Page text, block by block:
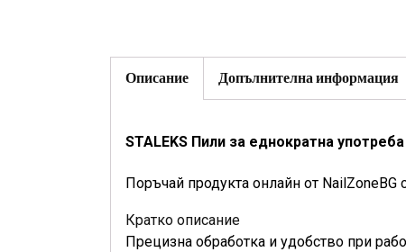
Описание Допълнителна информация
STALEKS Пили за еднократна
Поръчай продукта онлайн от
Кратко описание
Прецизна обработка и удобство при